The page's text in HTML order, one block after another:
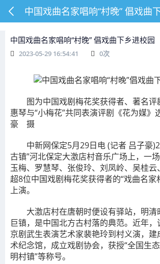
中国戏曲名家唱响“村晚” 倡戏曲
中国戏曲名家唱响“村晚” 倡戏曲下乡进校园
2023-05-29 16:54:41 0次
图为中国戏剧梅花奖获得者、著名评
惠琴与“小梅花”共同表演评剧《花为媒
豪 摄
中新网保定5月29日电 (记者 吕子豪
古镇”河北保定大激店村音乐广场上，一
玉梅、罗慧琴、张俊玲、刘凤岭、吴桂
超8位中国戏剧梅花奖获得者的“戏曲名家
上演。
大激店村在唐朝时便设有驿站，明清
巨镇，是中国北方古村落的典范。近年，
京剧武生表演艺术家裴艳玲到村义演，建
术纪念馆，成立戏剧协会，获授“全国生
明村镇”等称号。